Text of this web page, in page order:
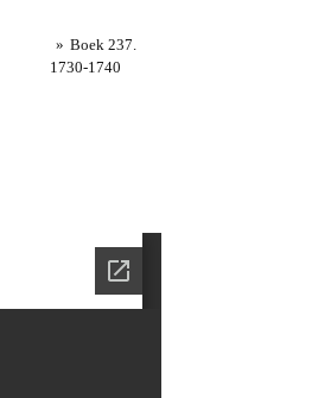
» Boek 237.
1730-1740